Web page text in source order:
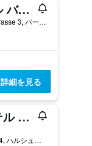
ホステル バート ゴイーザーン
Josef-Putz-Strasse 3, バート・ゴイーザーン, オーバーエスタライヒ州, オーストリア
詳細を見る
ゼーホテル グリューナー バウム
Marktplatz 104, ハルシュタット, オーバーエスタライヒ州, オーストリア